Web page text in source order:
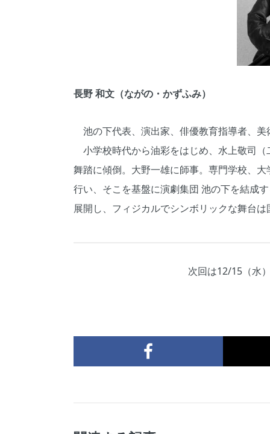
長野 和文 （ながの・かずふみ）
池の下代表、演出家、俳優教育指導者、
小学校時代から油彩をはじめ、水上敬司
舞踏に傾倒。大野一雄に師事。専門学校、
行い、そこを基盤に演劇集団 池の下を結成
展開し、フィジカルでシンボリックな舞台
次回は12/15（水